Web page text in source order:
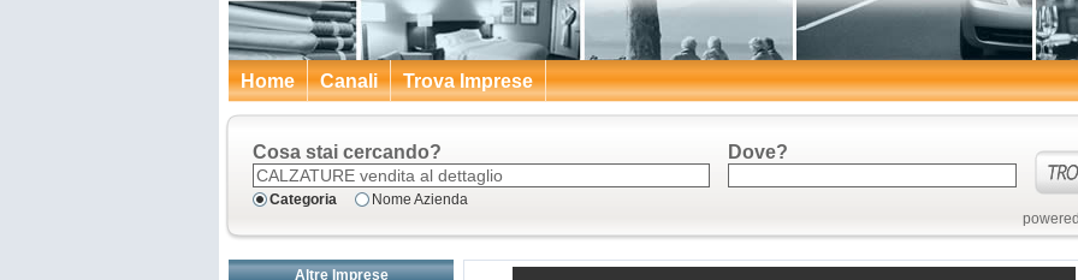
Home Canali Trova Imprese
Cosa stai cercando?
Categoria Nome Azienda
Dove?
Altre Imprese